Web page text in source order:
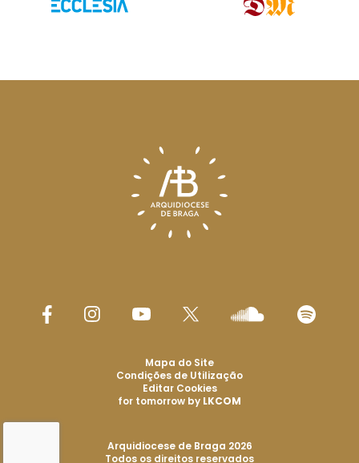
Arquidiocese de Braga 2026
Todos os direitos reservados
Mapa do Site
Condições de Utilização
Editar Cookies
for tomorrow by LKCOM